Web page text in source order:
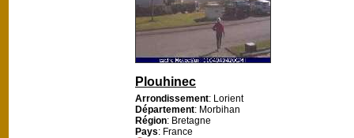
Plouhinec
Arrondissement: Lorient
Département: Morbihan
Région: Bretagne
Pays: France